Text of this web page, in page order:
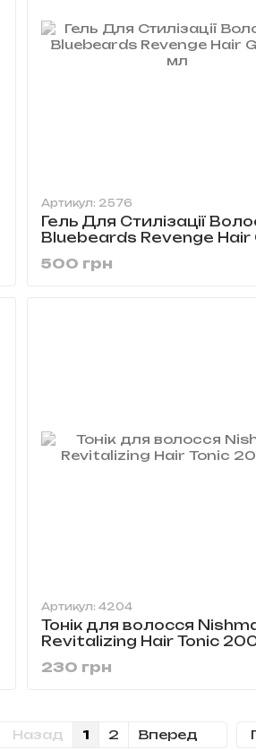
Артикул: 2576
Гель Для Стилізації
Bluebeards Revenge Hair
500 грн
Артикул: 4204
Тонік для волосся
Revitalizing Hair Tonic
230 грн
Назад 1 2 Вперед